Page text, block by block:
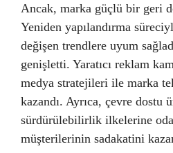
Ancak, marka güçlü bir geri
Yeniden yapılandırma
değişen trendlere uyum
genişletti. Yaratıcı reklam
medya stratejileri ile marka
kazandı. Ayrıca, çevre dostu
sürdürülebilirlik ilkelerine
müşterilerinin sadakatini